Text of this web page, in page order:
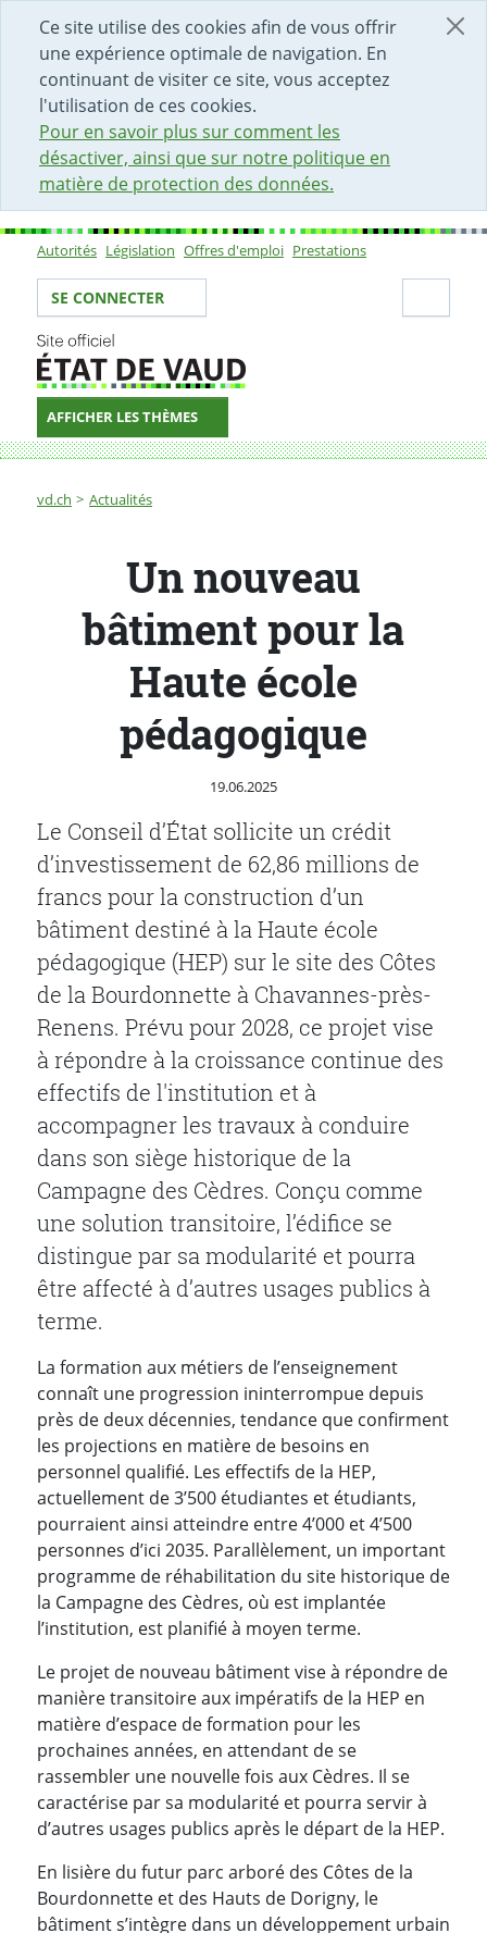
Ce site utilise des cookies afin de vous offrir
une expérience optimale de navigation. En
continuant de visiter ce site, vous acceptez
l'utilisation de ces cookies.
Pour en savoir plus sur comment les
désactiver, ainsi que sur notre politique en
matière de protection des données.
DÉBUT DU CONTENU DE LA PAGE
ACCÈS AU CHAMP DE RECHERCHE
PAGE D'ACCUEIL
FORMULAIRE DE CONTACT
Sous-navigation
Autorités Législation Offres d'emploi Prestations
Votre identité
SE CONNECTER
AFFICHER LES THÈMES
Fil d'Ariane
vd.ch Actualités
Un nouveau bâtiment pour la Haute école
Un nouveau
bâtiment pour la
Haute école
pédagogique
Publié le
19.06.2025
Le Conseil d’État sollicite un crédit
d’investissement de 62,86 millions de
francs pour la construction d’un
bâtiment destiné à la Haute école
pédagogique (HEP) sur le site des Côtes
de la Bourdonnette à Chavannes-près-
Renens. Prévu pour 2028, ce projet vise
à répondre à la croissance continue des
effectifs de l'institution et à
accompagner les travaux à conduire
dans son siège historique de la
Campagne des Cèdres. Conçu comme
une solution transitoire, l’édifice se
distingue par sa modularité et pourra
être affecté à d’autres usages publics à
terme.
La formation aux métiers de l’enseignement
connaît une progression ininterrompue depuis
près de deux décennies, tendance que confirment
les projections en matière de besoins en
personnel qualifié. Les effectifs de la HEP,
actuellement de 3’500 étudiantes et étudiants,
pourraient ainsi atteindre entre 4’000 et 4’500
personnes d’ici 2035. Parallèlement, un important
programme de réhabilitation du site historique de
la Campagne des Cèdres, où est implantée
l’institution, est planifié à moyen terme.
Le projet de nouveau bâtiment vise à répondre de
manière transitoire aux impératifs de la HEP en
matière d’espace de formation pour les
prochaines années, en attendant de se
rassembler une nouvelle fois aux Cèdres. Il se
caractérise par sa modularité et pourra servir à
d’autres usages publics après le départ de la HEP.
En lisière du futur parc arboré des Côtes de la
Bourdonnette et des Hauts de Dorigny, le
bâtiment s’intègre dans un développement urbain